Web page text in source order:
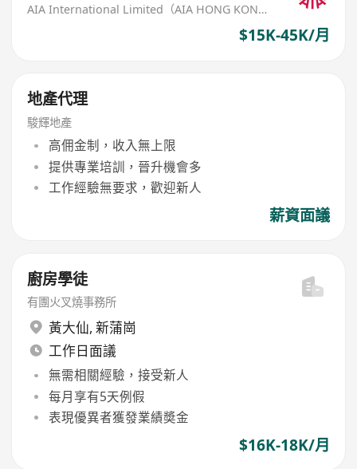
AIA International Limited（AIA HONG KONG）
$15K-45K/月
地產代理
駿輝地產
高佣金制，收入無上限
提供專業培訓，晉升機會多
工作經驗無要求，歡迎新人
薪資面議
廚房學徒
有團火叉燒事務所
黃大仙, 新蒲崗
工作日面議
無需相關經驗，接受新人
每月享有5天例假
表現優異者獲發業績奬金
$16K-18K/月